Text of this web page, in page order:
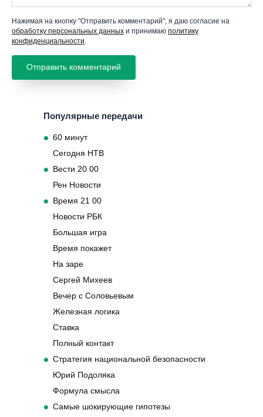
Нажимая на кнопку "Отправить комментарий", я даю согласие на
обработку персональных данных и принимаю политику
конфиденциальности
Популярные передачи
60 минут
Сегодня НТВ
Вести 20 00
Рен Новости
Время 21 00
Новости РБК
Большая игра
Время покажет
На заре
Сергей Михеев
Вечер с Соловьевым
Железная логика
Ставка
Полный контакт
Стратегия национальной безопасности
Юрий Подоляка
Формула смысла
Самые шокирующие гипотезы